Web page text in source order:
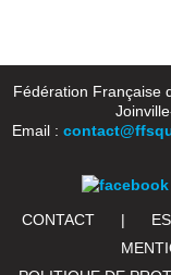
Fédération Française
Email :
CONTACT |